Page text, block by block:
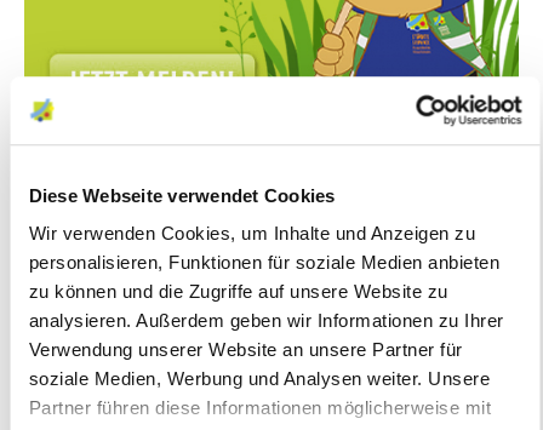
Diese Webseite verwendet Cookies
Wir verwenden Cookies, um Inhalte und Anzeigen zu
personalisieren, Funktionen für soziale Medien anbieten
zu können und die Zugriffe auf unsere Website zu
analysieren. Außerdem geben wir Informationen zu Ihrer
Verwendung unserer Website an unsere Partner für
soziale Medien, Werbung und Analysen weiter. Unsere
Partner führen diese Informationen möglicherweise mit
Auf einen Blick